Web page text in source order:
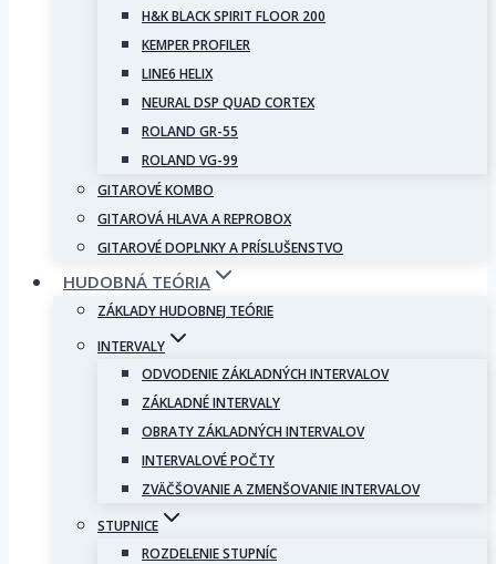
H&K BLACK SPIRIT FLOOR 200
KEMPER PROFILER
LINE6 HELIX
NEURAL DSP QUAD CORTEX
ROLAND GR-55
ROLAND VG-99
GITAROVÉ KOMBO
GITAROVÁ HLAVA A REPROBOX
GITAROVÉ DOPLNKY A PRÍSLUŠENSTVO
HUDOBNÁ TEÓRIA
ZÁKLADY HUDOBNEJ TEÓRIE
INTERVALY
ODVODENIE ZÁKLADNÝCH INTERVALOV
ZÁKLADNÉ INTERVALY
OBRATY ZÁKLADNÝCH INTERVALOV
INTERVALOVÉ POČTY
ZVÄČŠOVANIE A ZMENŠOVANIE INTERVALOV
STUPNICE
ROZDELENIE STUPNÍC